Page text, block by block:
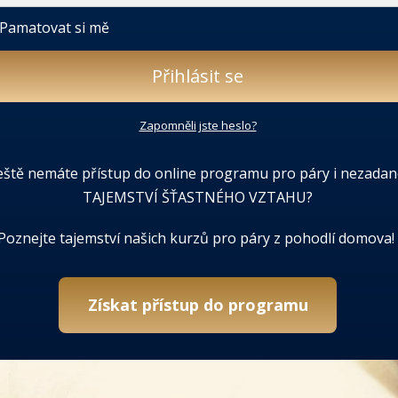
si mě
Přihlásit se
Zapomněli jste heslo?
nemáte přístup do online programu pro páry i
TAJEMSTVÍ ŠŤASTNÉHO VZTAHU?
tajemství našich kurzů pro páry z pohodlí domova!
Získat přístup do programu